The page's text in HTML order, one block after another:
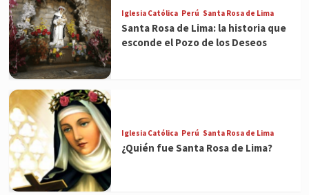
Iglesia Católica Perú Santa Rosa de Lima
Santa Rosa de Lima: la historia que
esconde el Pozo de los Deseos
Iglesia Católica Perú Santa Rosa de Lima
¿Quién fue Santa Rosa de Lima?